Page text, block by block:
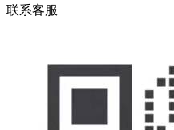
联系客服